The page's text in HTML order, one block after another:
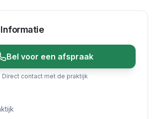
Bel voor een afspraak
Direct contact met de praktijk